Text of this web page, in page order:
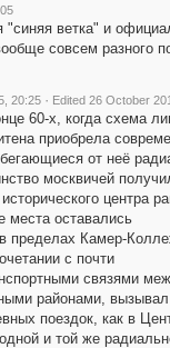
ветка" и
совсем разного
20:25 · Edited 26 October
60-х, когда схема
приобрела
от неё
москвичей
центра
места оставались
пределах Камер-
с почти
связями
районами, вызывал
поездок, как в
и той же